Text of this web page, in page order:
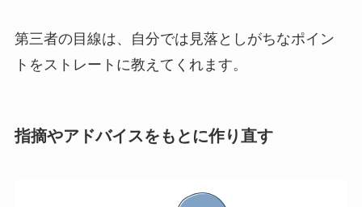
第三者の目線は、自分では見落としがちなポイン
トをストレートに教えてくれます。
指摘やアドバイスをもとに作り直す